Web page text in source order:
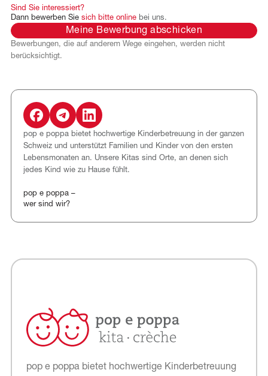
Sind Sie interessiert?
Dann bewerben Sie sich bitte online bei uns.
Meine Bewerbung abschicken
Bewerbungen, die auf anderem Wege eingehen, werden nicht
berücksichtigt.
pop e poppa –
wer sind wir?
pop e poppa bietet hochwertige Kinderbetreuung in der ganzen
Schweiz und unterstützt Familien und Kinder von den ersten
Lebensmonaten an. Unsere Kitas sind Orte, an denen sich
jedes Kind wie zu Hause fühlt.
pop e poppa bietet hochwertige Kinderbetreuung